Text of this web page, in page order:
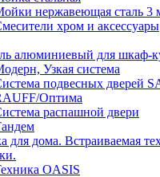
нержавеющая сталь
хром и аксессуары
алюминиевый для шкаф-
Узкая система
подвесных дверей
Оптима
распашной двери
для дома. Встраиваемая
OASIS